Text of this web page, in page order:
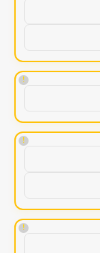
!
!
!